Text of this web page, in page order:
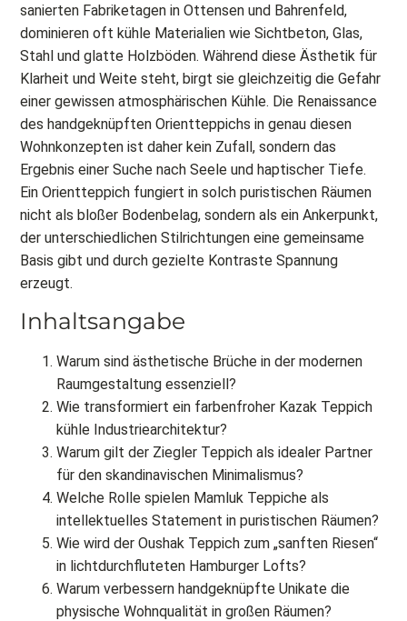
sanierten Fabriketagen in Ottensen und Bahrenfeld,
dominieren oft kühle Materialien wie Sichtbeton, Glas,
Stahl und glatte Holzböden. Während diese Ästhetik für
Klarheit und Weite steht, birgt sie gleichzeitig die Gefahr
einer gewissen atmosphärischen Kühle. Die Renaissance
des handgeknüpften Orientteppichs in genau diesen
Wohnkonzepten ist daher kein Zufall, sondern das
Ergebnis einer Suche nach Seele und haptischer Tiefe.
Ein Orientteppich fungiert in solch puristischen Räumen
nicht als bloßer Bodenbelag, sondern als ein Ankerpunkt,
der unterschiedlichen Stilrichtungen eine gemeinsame
Basis gibt und durch gezielte Kontraste Spannung
erzeugt.
Inhaltsangabe
Warum sind ästhetische Brüche in der modernen
Raumgestaltung essenziell?
Wie transformiert ein farbenfroher Kazak Teppich
kühle Industriearchitektur?
Warum gilt der Ziegler Teppich als idealer Partner
für den skandinavischen Minimalismus?
Welche Rolle spielen Mamluk Teppiche als
intellektuelles Statement in puristischen Räumen?
Wie wird der Oushak Teppich zum „sanften Riesen“
in lichtdurchfluteten Hamburger Lofts?
Warum verbessern handgeknüpfte Unikate die
physische Wohnqualität in großen Räumen?